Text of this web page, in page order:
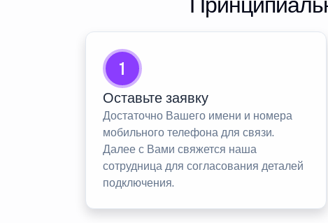
1
Оставьте заявку
Достаточно Вашего имени и номера
мобильного телефона для связи.
Далее с Вами свяжется наша
сотрудница для согласования деталей
подключения.